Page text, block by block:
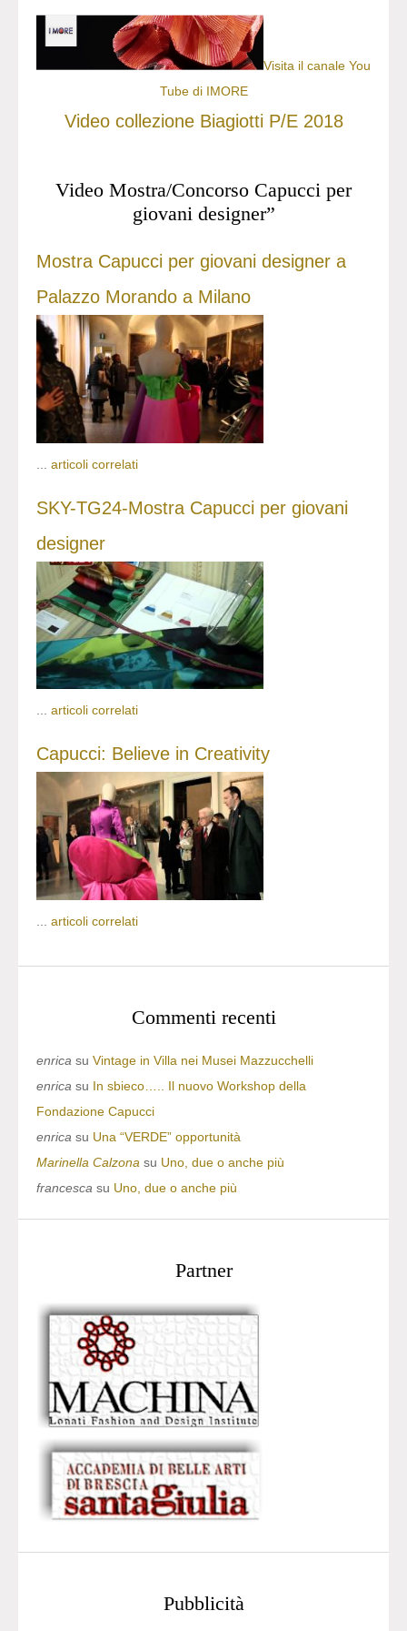
Visita il canale You
Tube di IMORE
Video collezione Biagiotti P/E 2018
Video Mostra/Concorso Capucci per
giovani designer”
Mostra Capucci per giovani designer a
Palazzo Morando a Milano
articoli correlati
SKY-TG24-Mostra Capucci per giovani
designer
... articoli correlati
Capucci: Believe in Creativity
articoli correlati
Commenti recenti
enrica su Vintage in Villa nei Musei Mazzucchelli
enrica su In sbieco….. Il nuovo Workshop della
Fondazione Capucci
enrica su Una “VERDE” opportunità
Marinella Calzona su Uno, due o anche più
francesca su Uno, due o anche più
Partner
Pubblicità